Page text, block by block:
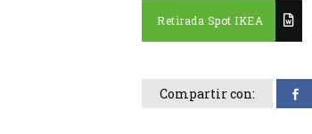
Retirada Spot IKEA
Compartir con: